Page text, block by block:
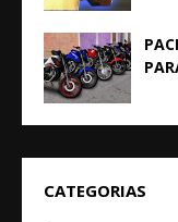
CATEGORIAS